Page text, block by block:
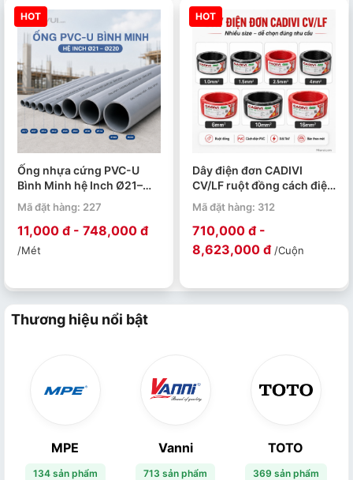
HOT
Ống nhựa cứng PVC-U
Bình Minh hệ Inch Ø21–
Ø220 PN4–PN15. Quy cách
4m/ 1 ống.
Mã đặt hàng: 227
11,000 đ - 748,000 đ
/Mét
HOT
Dây điện đơn CADIVI
CV/LF ruột đồng cách điện
PVC 0.6/1kV cuộn 100m
Mã đặt hàng: 312
710,000 đ -
8,623,000 đ /Cuộn
Thương hiệu nổi bật
MPE
134 sản phẩm
Vanni
713 sản phẩm
TOTO
369 sản phẩm